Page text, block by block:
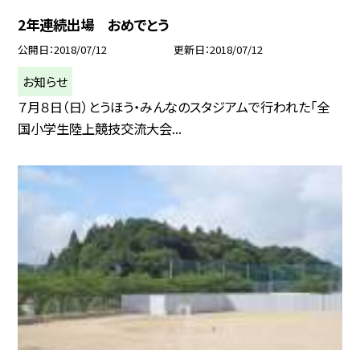
2年連続出場 おめでとう
公開日 2018/07/12 更新日 2018/07/12
お知らせ
７月８日（日）とうほう・みんなのスタジアムで行われた「全
国小学生陸上競技交流大会...